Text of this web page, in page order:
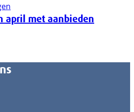
april met aanbieden